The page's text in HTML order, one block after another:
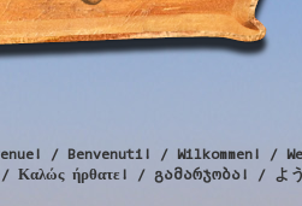
/ Benvenuti! / Wilkommen! /
Καλώς ήρθατε! / გამარჯობა! / よ